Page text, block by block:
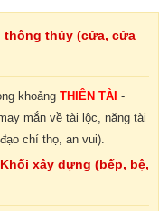
thông thủy (cửa, cửa
khoảng THIÊN TÀI -
mắn về tài lộc, năng tài
chí thọ, an vui).
xây dựng (bếp, bệ,